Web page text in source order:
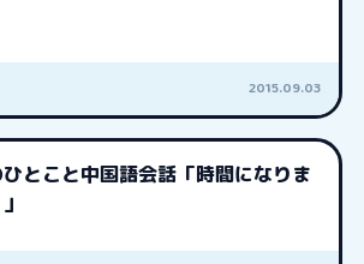
2015.09.03
とこと中国語会話「時間になりま